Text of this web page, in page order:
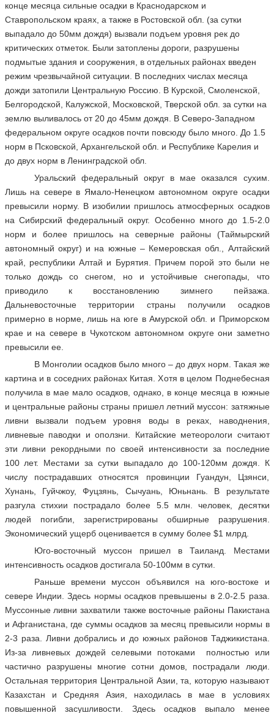
конце месяца сильные осадки в Краснодарском и
Ставропольском краях, а также в Ростовской обл. (за сутки
выпадало до 50мм дождя) вызвали подъем уровня рек до
критических отметок. Были затоплены дороги, разрушены
подмытые здания и сооружения, в отдельных районах введен
режим чрезвычайной ситуации. В последних числах месяца
дожди затопили Центральную Россию. В Курской, Смоленской,
Белгородской, Калужской, Московской, Тверской обл. за сутки на
землю выливалось от 20 до 45мм дождя. В Северо-Западном
федеральном округе осадков почти повсюду было много. До 1.5
норм в Псковской, Архангельской обл. и Республике Карелия и
до двух норм в Ленинградской обл.
Уральский федеральный округ в мае оказался сухим.
Лишь на севере в Ямало-Ненецком автономном округе осадки
превысили норму. В изобилии пришлось атмосферных осадков
на Сибирский федеральный округ. Особенно много до 1.5-2.0
норм и более пришлось на северные районы (Таймырский
автономный округ) и на южные – Кемеровская обл., Алтайский
край, республики Алтай и Бурятия. Причем порой это были не
только дождь со снегом, но и устойчивые снегопады, что
приводило к восстановлению зимнего пейзажа.
Дальневосточные территории страны получили осадков
примерно в норме, лишь на юге в Амурской обл. и Приморском
крае и на севере в Чукотском автономном округе они заметно
превысили ее.
В Монголии осадков было много – до двух норм. Такая же
картина и в соседних районах Китая. Хотя в целом Поднебесная
получила в мае мало осадков, однако, в конце месяца в южные
и центральные районы страны пришел летний муссон: затяжные
ливни вызвали подъем уровня воды в реках, наводнения,
ливневые паводки и оползни. Китайские метеорологи считают
эти ливни рекордными по своей интенсивности за последние
100 лет. Местами за сутки выпадало до 100-120мм дождя. К
числу пострадавших относятся провинции Гуандун, Цзянси,
Хунань, Гуйчжоу, Фуцзянь, Сычуань, Юньнань. В результате
разгула стихии пострадало более 5.5 млн. человек, десятки
людей погибли, зарегистрированы обширные разрушения.
Экономический ущерб оценивается в сумму более $1 млрд.
Юго-восточный муссон пришел в Таиланд. Местами
интенсивность осадков достигала 50-100мм в сутки.
Раньше времени муссон объявился на юго-востоке и
севере Индии. Здесь нормы осадков превышены в 2.0-2.5 раза.
Муссонные ливни захватили также восточные районы Пакистана
и Афганистана, где суммы осадков за месяц превысили нормы в
2-3 раза. Ливни добрались и до южных районов Таджикистана.
Из-за ливневых дождей селевыми потоками полностью или
частично разрушены многие сотни домов, пострадали люди.
Остальная территория Центральной Азии, та, которую называют
Казахстан и Средняя Азия, находилась в мае в условиях
повышенной засушливости. Здесь осадков выпало менее